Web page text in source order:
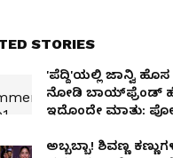
STORIES
'ಪೆದ್ದಿ'ಯಲ್ಲಿ ಜಾನ್ವಿ
ನೋಡಿ ಬಾಯ್‌ಫ್ರೆಂಡ್
ಇದೊಂದೇ ಮಾತು:
ಅಬ್ಬಬ್ಬಾ! ಶಿವಣ್ಣ